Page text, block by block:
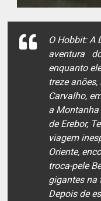
O Hobbit: A
aventura
enquanto
treze
Carvalho,
a Montanha
de Erebor,
viagem
Oriente,
troca-pele
gigantes na
Depois de